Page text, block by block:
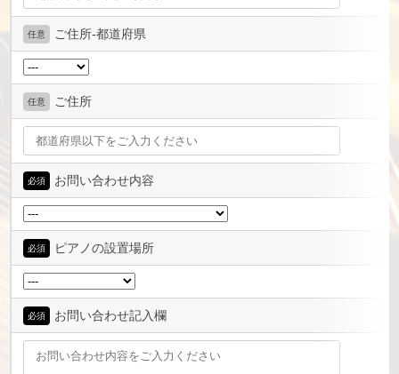
任意 ご住所-都道府県
任意 ご住所
必須 お問い合わせ内容
必須 ピアノの設置場所
必須 お問い合わせ記入欄